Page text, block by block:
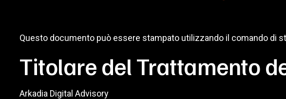
Questo documento può essere stampato utilizzando il comando di
Titolare del Trattamento
Arkadia Digital Advisory